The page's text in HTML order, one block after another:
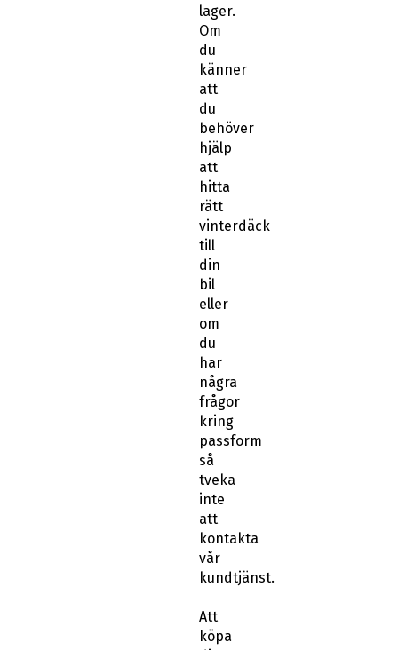
att
du
behöver
hjälp
att
hitta
rätt
vinterdäck
till
din
bil
eller
om
du
har
några
frågor
kring
passform
så
tveka
inte
att
kontakta
vår
kundtjänst.
Att
köpa
dina
online
erbjuder